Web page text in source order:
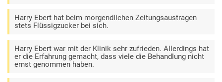
Harry Ebert hat beim morgendlichen Zeitungsaustragen
stets Flüssigzucker bei sich.
Harry Ebert war mit der Klinik sehr zufrieden. Allerdings hat
er die Erfahrung gemacht, dass viele die Behandlung nicht
ernst genommen haben.